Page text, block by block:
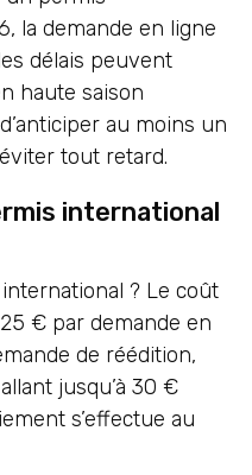
la demande en ligne
délais peuvent
haute saison
au moins un
tout retard.
international
? Le coût
€ par demande en
de réédition,
jusqu’à 30 €
s’effectue au